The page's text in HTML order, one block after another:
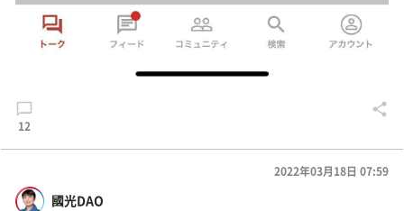
12
國光DAO
2022年03月18日 07:59